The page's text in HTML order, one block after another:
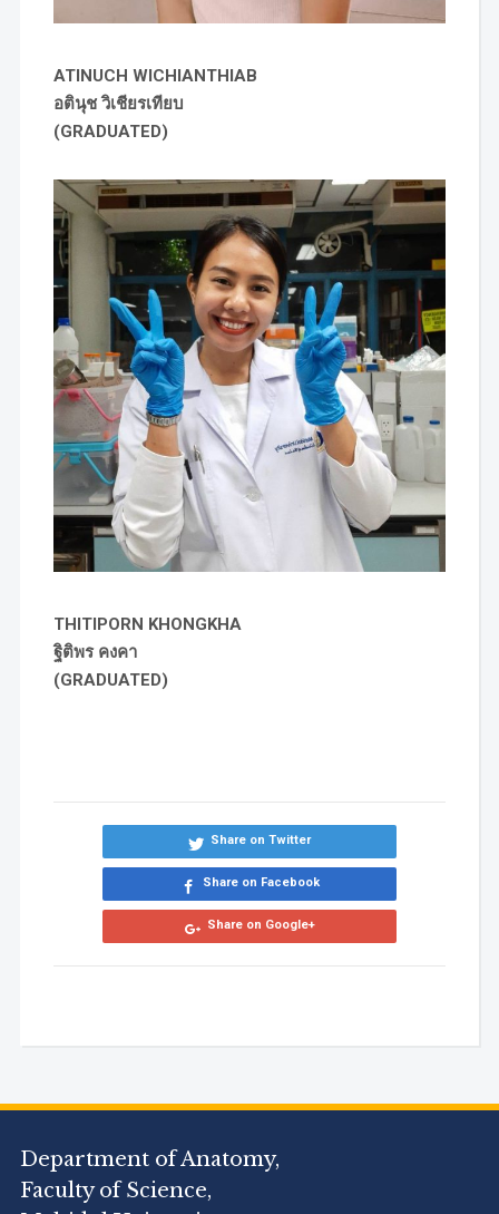
ATINUCH WICHIANTHIAB
อตินุช วิเชียรเทียบ
(GRADUATED)
THITIPORN KHONGKHA
ฐิติพร คงคา
(GRADUATED)
Share on Twitter
Share on Facebook
Share on Google+
Department of Anatomy,
Faculty of Science,